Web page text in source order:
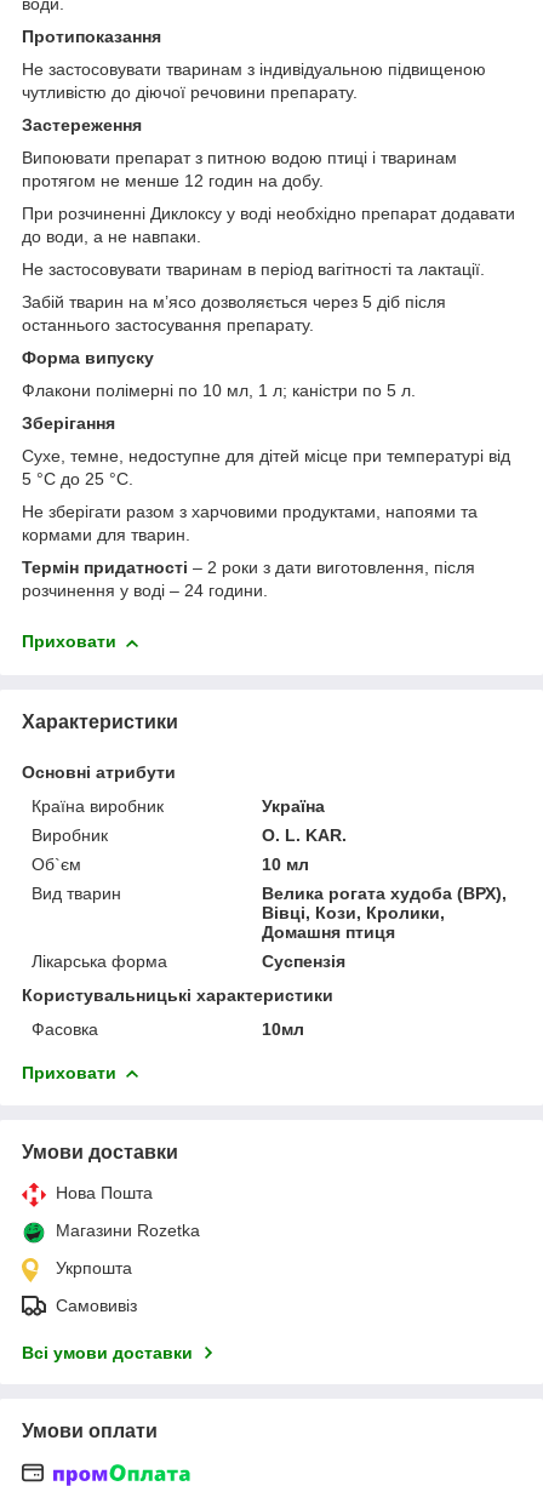
води.
Протипоказання
Не застосовувати тваринам з індивідуальною підвищеною
чутливістю до діючої речовини препарату.
Застереження
Випоювати препарат з питною водою птиці і тваринам
протягом не менше 12 годин на добу.
При розчиненні Диклоксу у воді необхідно препарат додавати
до води, а не навпаки.
Не застосовувати тваринам в період вагітності та лактації.
Забій тварин на м’ясо дозволяється через 5 діб після
останнього застосування препарату.
Форма випуску
Флакони полімерні по 10 мл, 1 л; каністри по 5 л.
Зберігання
Сухе, темне, недоступне для дітей місце при температурі від
5 °С до 25 °С.
Не зберігати разом з харчовими продуктами, напоями та
кормами для тварин.
Термін придатності – 2 роки з дати виготовлення, після
розчинення у воді – 24 години.
Приховати
Характеристики
Основні атрибути
Країна виробник
Україна
Виробник
O. L. KAR.
Об`єм
10 мл
Вид тварин
Велика рогата худоба (ВРХ),
Вівці, Кози, Кролики,
Домашня птиця
Лікарська форма
Суспензія
Користувальницькі характеристики
Фасовка
10мл
Приховати
Умови доставки
Нова Пошта
Магазини Rozetka
Укрпошта
Самовивіз
Всі умови доставки
Умови оплати